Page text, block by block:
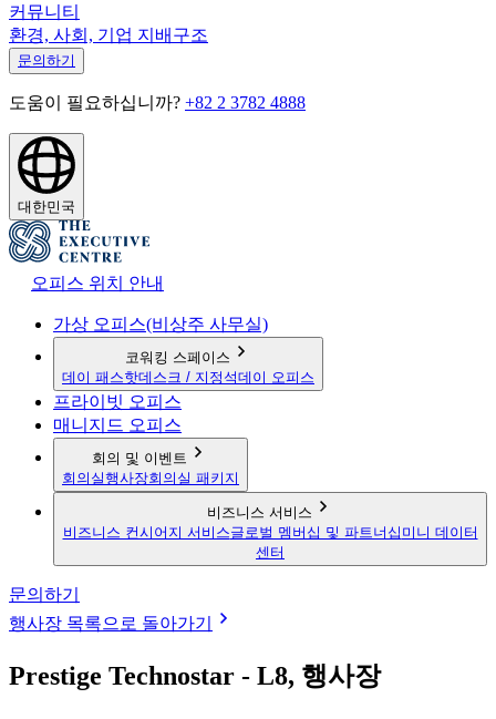
커뮤니티
환경, 사회, 기업 지배구조
문의하기
도움이 필요하십니까? +82 2 3782 4888
대한민국
오피스 위치 안내
가상 오피스(비상주 사무실)
코워킹 스페이스
데이 패스핫데스크 / 지정석데이 오피스
프라이빗 오피스
매니지드 오피스
회의 및 이벤트
회의실행사장회의실 패키지
비즈니스 서비스
비즈니스 컨시어지 서비스글로벌 멤버십 및 파트너십 미니 데이터
센터
문의하기
행사장 목록으로 돌아가기
Prestige Technostar - L8, 행사장